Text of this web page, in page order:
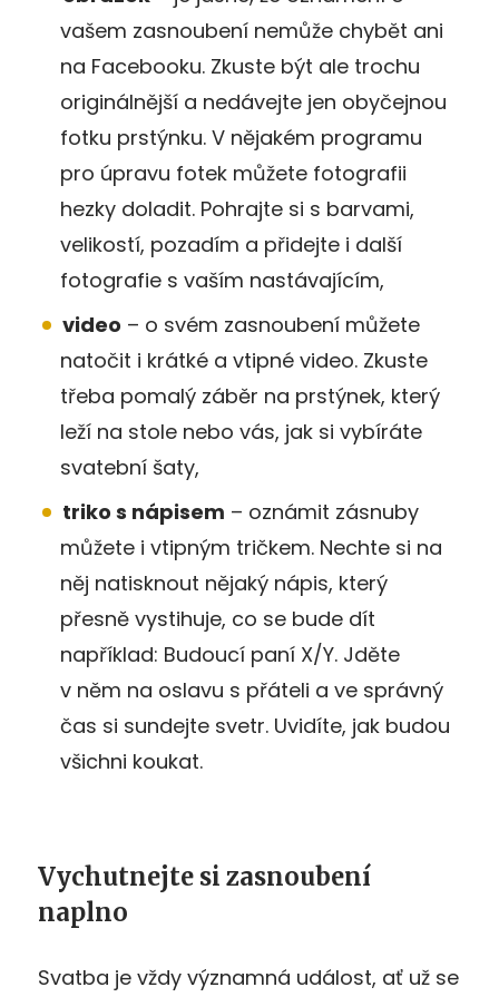
vašem zasnoubení nemůže chybět ani
na Facebooku. Zkuste být ale trochu
originálnější a nedávejte jen obyčejnou
fotku prstýnku. V nějakém programu
pro úpravu fotek můžete fotografii
hezky doladit. Pohrajte si s barvami,
velikostí, pozadím a přidejte i další
fotografie s vaším nastávajícím,
video – o svém zasnoubení můžete
natočit i krátké a vtipné video. Zkuste
třeba pomalý záběr na prstýnek, který
leží na stole nebo vás, jak si vybíráte
svatební šaty,
triko s nápisem – oznámit zásnuby
můžete i vtipným tričkem. Nechte si na
něj natisknout nějaký nápis, který
přesně vystihuje, co se bude dít
například: Budoucí paní X/Y. Jděte
v něm na oslavu s přáteli a ve správný
čas si sundejte svetr. Uvidíte, jak budou
všichni koukat.
Vychutnejte si zasnoubení
naplno
Svatba je vždy významná událost, ať už se